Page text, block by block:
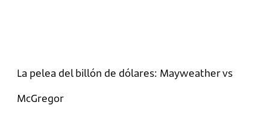
La pelea del billón de dólares: Mayweather vs
McGregor